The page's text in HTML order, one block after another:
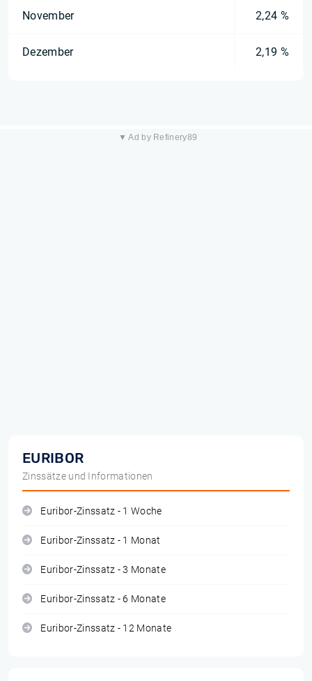
November 2,24 %
Dezember 2,19 %
▼ Ad by Refinery89
EURIBOR
Zinssätze und Informationen
Euribor-Zinssatz - 1 Woche
Euribor-Zinssatz - 1 Monat
Euribor-Zinssatz - 3 Monate
Euribor-Zinssatz - 6 Monate
Euribor-Zinssatz - 12 Monate